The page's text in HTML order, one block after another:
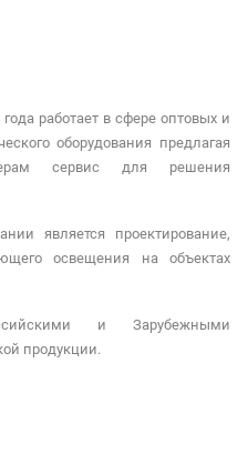
работает в сфере оптовых и
оборудования предлагая
сервис для решения
является проектирование,
освещения на объектах
и Зарубежными
продукции.